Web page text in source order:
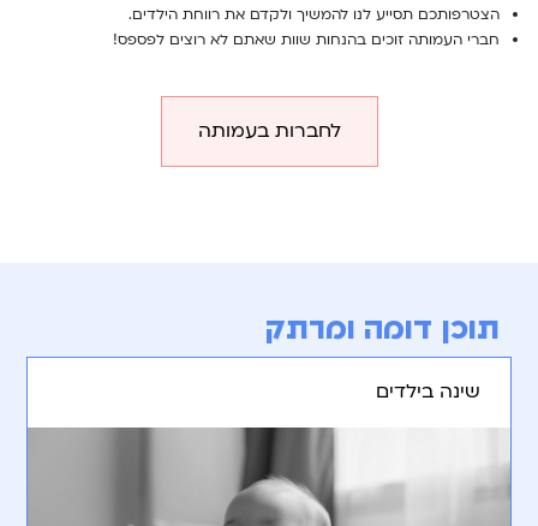
הצטרפותכם תסייע לנו להמשיך ולקדם את רווחת הילדים.
חברי העמותה זוכים בהנחות שוות שאתם לא רוצים לפספס!
לחברות בעמותה
תוכן דומה ומרתק
שינה בילדים